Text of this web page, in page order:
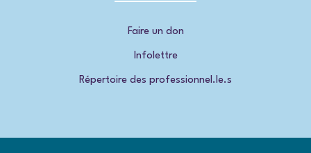
Faire un don
Infolettre
Répertoire des professionnel.le.s